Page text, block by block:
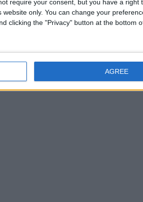
require your consent, but you have a right
only. You can change your
clicking the "Privacy" button at the bottom
AGREE